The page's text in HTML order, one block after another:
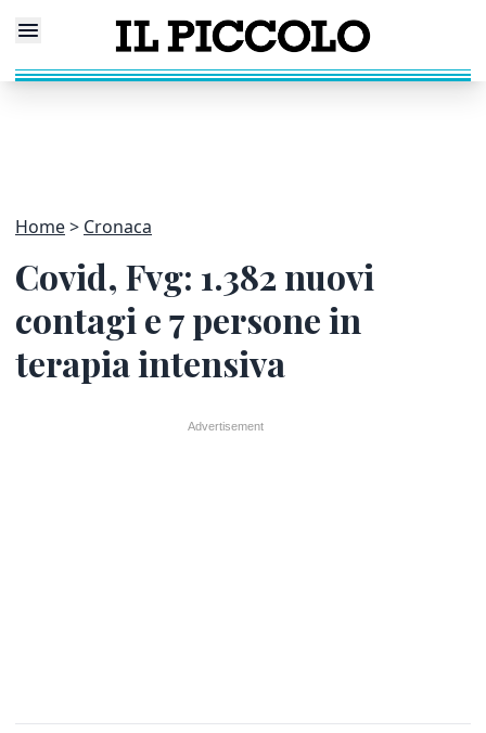
Home Cronaca
Covid, Fvg: 1.382 nuovi
contagi e 7 persone in
terapia intensiva